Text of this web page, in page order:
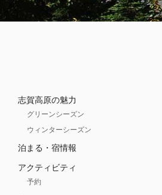
志賀高原の魅力
グリーンシーズン
ウィンターシーズン
泊まる・宿情報
アクティビティ
予約